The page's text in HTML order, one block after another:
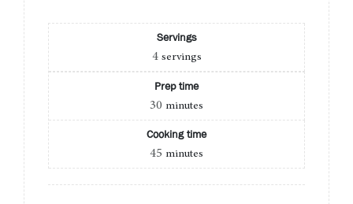
Servings
4 servings
Prep time
30 minutes
Cooking time
45 minutes